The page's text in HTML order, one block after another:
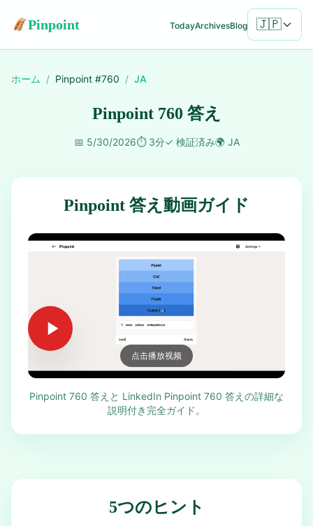
Pinpoint TodayArchivesBlog 🇯🇵
ホーム / Pinpoint #760 / JA
Pinpoint 760 答え
📅 5/30/2026⏱️ 3分✓ 検証済み🌍 JA
Pinpoint 答え動画ガイド
点击播放视频
Pinpoint 760 答えと LinkedIn Pinpoint 760 答えの詳細な
説明付き完全ガイド。
5つのヒント